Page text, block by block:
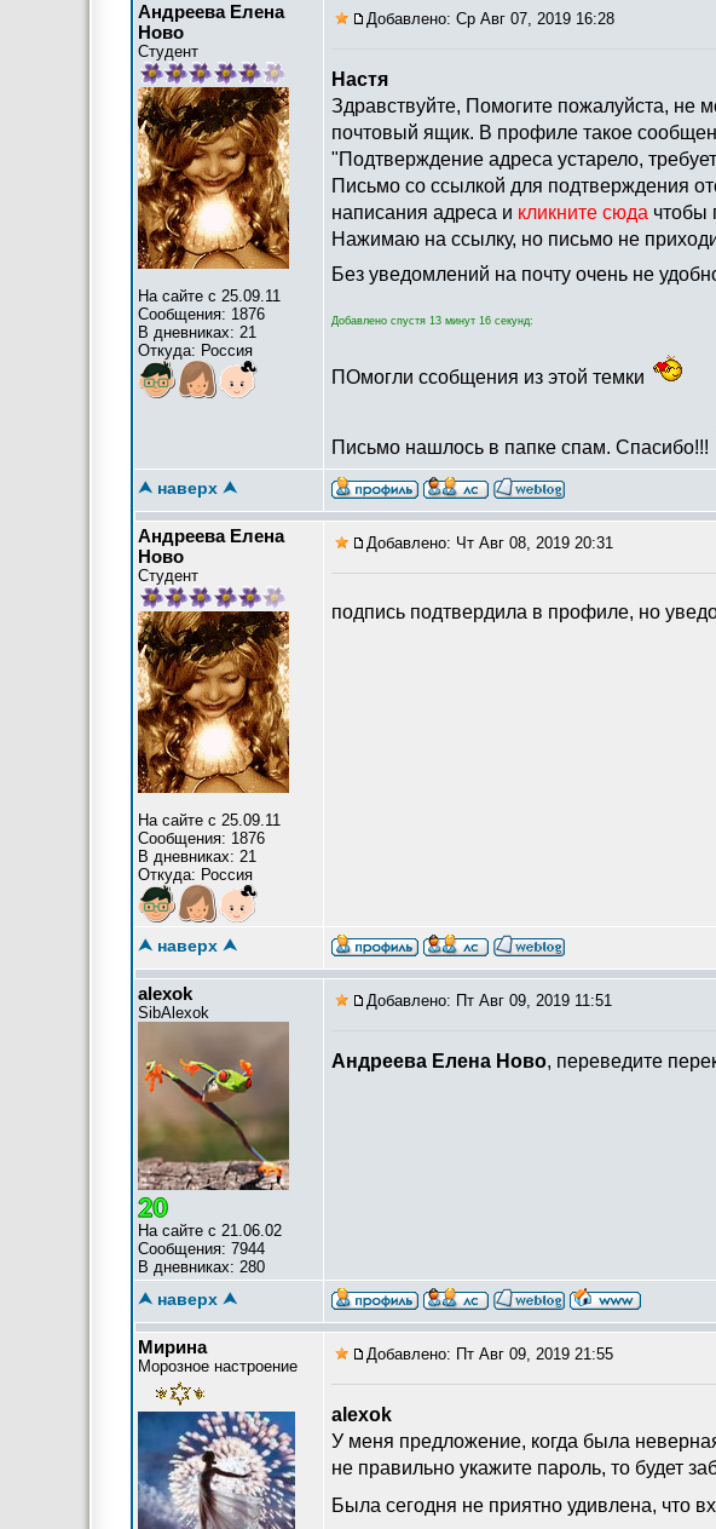
Андреева Елена
Ново
Студент
На сайте с 25.09.11
Сообщения: 1876
В дневниках: 21
Откуда: Россия
Добавлено: Ср Авг 07, 2019 16:28
Настя
Здравствуйте, Помогите пожалуйста, не
почтовый ящик. В профиле такое
"Подтверждение адреса устарело,
Письмо со ссылкой для подтверждения
написания адреса и кликните сюда чтобы
Нажимаю на ссылку, но письмо не
Без уведомлений на почту очень не
Добавлено спустя 13 минут 16 секунд:
ПОмогли ссобщения из этой темки
Письмо нашлось в папке спам. Спасибо!!!
⮝ наверх ⮝
Андреева Елена
Ново
Студент
На сайте с 25.09.11
Сообщения: 1876
В дневниках: 21
Откуда: Россия
Добавлено: Чт Авг 08, 2019 20:31
подпись подтвердила в профиле, но
⮝ наверх ⮝
alexok
SibAlexok
На сайте с 21.06.02
Сообщения: 7944
В дневниках: 280
Добавлено: Пт Авг 09, 2019 11:51
Андреева Елена Ново, переведите
⮝ наверх ⮝
Мирина
Морозное настроение
Добавлено: Пт Авг 09, 2019 21:55
alexok
У меня предложение, когда была
не правильно укажите пароль, то будет
Была сегодня не приятно удивлена, что